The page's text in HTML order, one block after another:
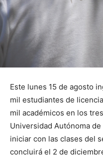
Este lunes 15 de agosto
mil estudiantes de
mil académicos en los
Universidad Autónoma
iniciar con las clases del
concluirá el 2 de